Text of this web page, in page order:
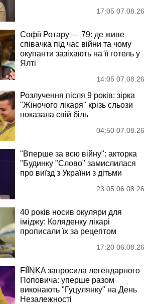
17:05 07.08.26
Софії Ротару — 79: де живе
співачка під час війни та чому
окупанти зазіхають на її готель у
Ялті
14:05 07.08.26
Розлучення після 9 років: зірка
"Жіночого лікаря" крізь сльози
показала свій біль
04:50 07.08.26
"Вперше за всю війну": акторка
"Будинку "Слово" замислилася
про виїзд з України з дітьми
23:05 06.08.26
40 років носив окуляри для
іміджу: Коляденку лікарі
прописали їх за рецептом
17:20 06.08.26
FIÏNKA запросила легендарного
Поповича: уперше разом
виконають "Гуцулянку" на День
Незалежності